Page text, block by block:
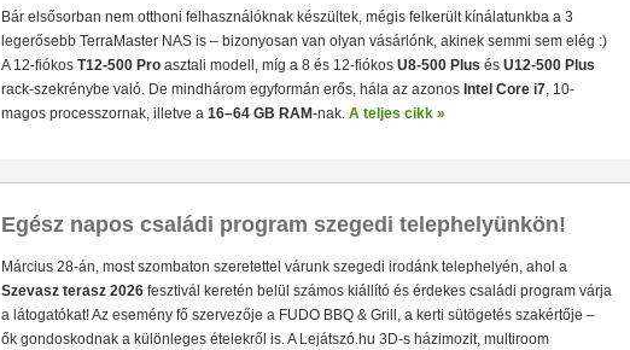
• USB 3.2 Gen2 csatlakozás (10 Gbit/sec) • Hardver RAID0/
olvasási sebesség RAID0 esetén • Akár 24 TB-os HDD/SSD
halk ventilátor
Bár elsősorban nem otthoni felhasználóknak készültek, mégis felkerült kínálatunkba a 3
legerősebb TerraMaster NAS is – bizonyosan van olyan vásárlónk, akinek semmi sem elég :)
A 12-fiókos T12-500 Proasztali modell, míg a 8 és 12-fiókos U8-500 Plus és U12-500 Plus
rack-szekrénybe való. De mindhárom egyformán erős, hála az azonos Intel Core i7, 10-
magos processzornak, illetve a 16–64 GB RAM-nak. A teljes cikk »
Egész napos családi program szegedi telephelyünkön!
Március 28-án, most szombaton szeretettel várunk szegedi irodánk telephelyén, ahol a
Szevasz terasz 2026fesztivál keretén belül számos kiállító és érdekes családi program várja
a látogatókat! Az esemény fő szervezője a FUDO BBQ & Grill, a kerti sütögetés szakértője –
ők gondoskodnak a különleges ételekről is. A Lejátszó.hu 3D-s házimozit, multiroom